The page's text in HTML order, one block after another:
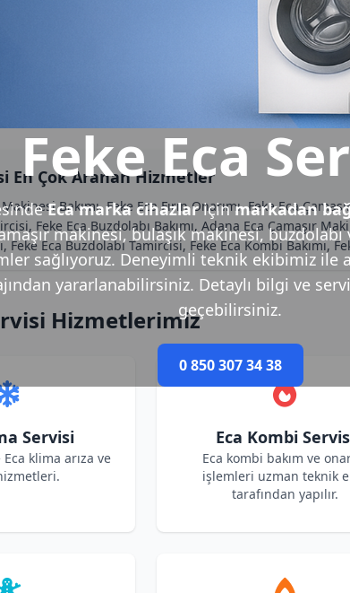
Feke Eca
Eca marka cihazlariçinmarkadan
makinesi, bulaşık makinesi, buzdolabı
sağlıyoruz. Deneyimli teknik ekibimiz ile
yararlanabilirsiniz. Detaylı bilgi ve
geçebilirsiniz.
0 850 307 34 38
En Çok Aranan Hizmetler
Bakımı, Feke Eca Fırın Onarımı, Feke Eca
Feke Eca Buzdolabı Bakımı, Adana Eca Çamaşır
Feke Eca Buzdolabı Tamircisi, Feke Eca Kombi Bakımı,
Hizmetlerimiz
Servisi
klima arıza ve
Eca Kombi
Eca kombi bakım ve
işlemleri uzman teknik
tarafından yapılır.